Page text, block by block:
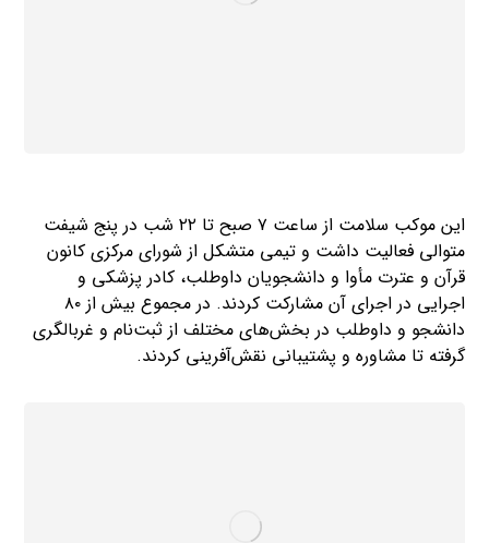
این موکب سلامت از ساعت ۷ صبح تا ۲۲ شب در پنج شیفت
متوالی فعالیت داشت و تیمی متشکل از شورای مرکزی کانون
قرآن و عترت مأوا و دانشجویان داوطلب، کادر پزشکی و
اجرایی در اجرای آن مشارکت کردند. در مجموع بیش از ۸۰
دانشجو و داوطلب در بخش‌های مختلف از ثبت‌نام و غربالگری
گرفته تا مشاوره و پشتیبانی نقش‌آفرینی کردند.